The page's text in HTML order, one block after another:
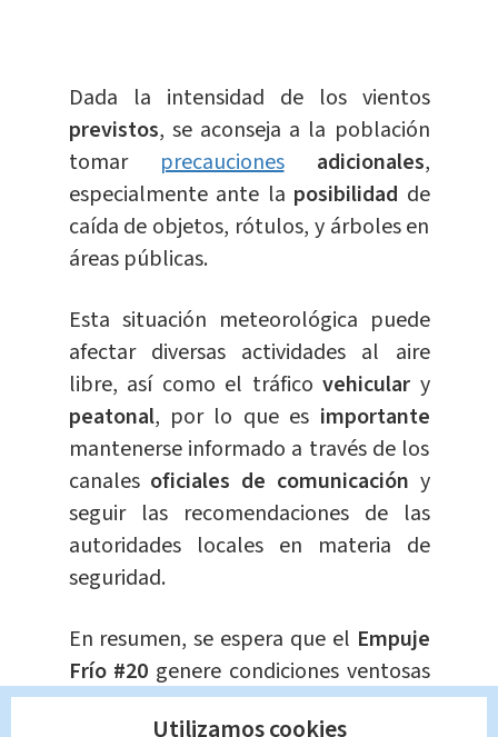
Dada la intensidad de los vientos
previstos, se aconseja a la población
tomar precauciones adicionales,
especialmente ante la posibilidad de
caída de objetos, rótulos, y árboles en
áreas públicas.
Esta situación meteorológica puede
afectar diversas actividades al aire
libre, así como el tráfico vehicular y
peatonal, por lo que es importante
mantenerse informado a través de los
canales oficiales de comunicación y
seguir las recomendaciones de las
autoridades locales en materia de
seguridad.
En resumen, se espera que el Empuje
Frío #20 genere condiciones ventosas
y cambios en la nubosidad envarias
Utilizamos cookies